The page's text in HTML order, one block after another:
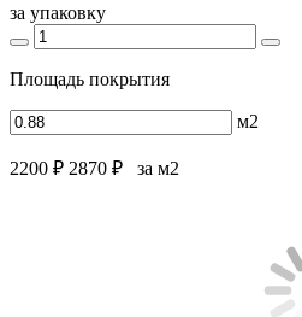
за упаковку
Площадь покрытия
м2
2200 ₽ 2870 ₽ за м2